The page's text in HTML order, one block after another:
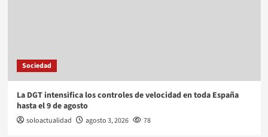
Sociedad
La DGT intensifica los controles de velocidad en toda España
hasta el 9 de agosto
soloactualidad agosto 3, 2026 78